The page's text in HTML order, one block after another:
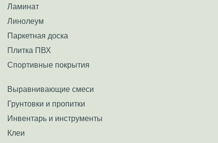
Ламинат
Линолеум
Паркетная доска
Плитка ПВХ
Спортивные покрытия
Выравнивающие смеси
Грунтовки и пропитки
Инвентарь и инструменты
Клеи